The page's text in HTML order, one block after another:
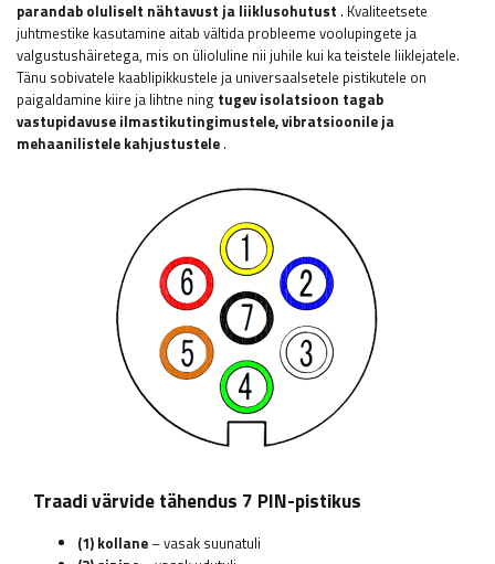
parandab oluliselt nähtavust ja liiklusohutust . Kvaliteetsete
juhtmestike kasutamine aitab vältida probleeme voolupingete ja
valgustushäiretega, mis on ülioluline nii juhile kui ka teistele liiklejatele.
Tänu sobivatele kaablipikkustele ja universaalsetele pistikutele on
paigaldamine kiire ja lihtne ning tugev isolatsioon tagab
vastupidavuse ilmastikutingimustele, vibratsioonile ja
mehaanilistele kahjustustele .
Traadi värvide tähendus 7 PIN-pistikus
(1) kollane– vasak suunatuli